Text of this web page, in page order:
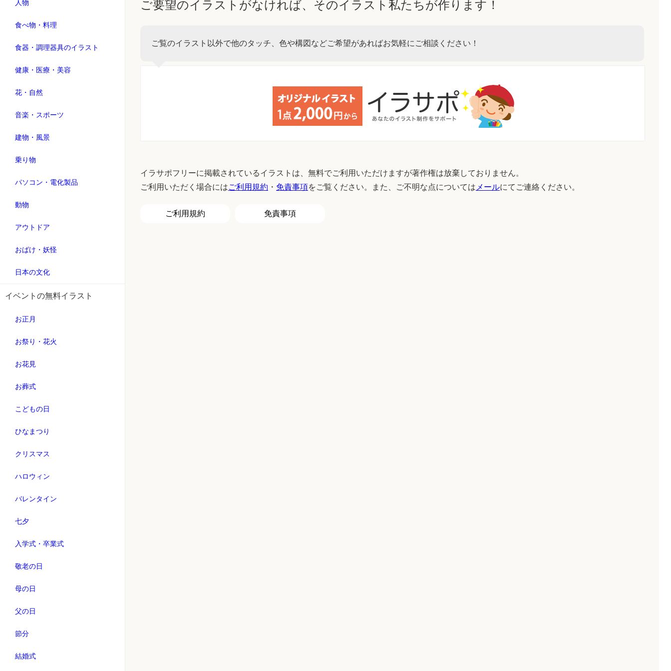
人物
食べ物・料理
食器・調理器具のイラスト
健康・医療・美容
花・自然
音楽・スポーツ
建物・風景
乗り物
パソコン・電化製品
動物
アウトドア
おばけ・妖怪
日本の文化
イベントの無料イラスト
お正月
お祭り・花火
お花見
お葬式
こどもの日
ひなまつり
クリスマス
ハロウィン
バレンタイン
七夕
入学式・卒業式
敬老の日
母の日
父の日
節分
結婚式
ご要望のイラストがなければ、そのイラスト私たちが作ります！
ご覧のイラスト以外で他のタッチ、色や構図などご希望があればお気軽にご相談ください！
イラサポフリーに掲載されているイラストは、無料でご利用いただけますが著作権は放棄しておりません。
ご利用いただく場合にはご利用規約 ・ 免責事項をご覧ください。また、ご不明な点については メールにてご連絡ください。
ご利用規約 免責事項